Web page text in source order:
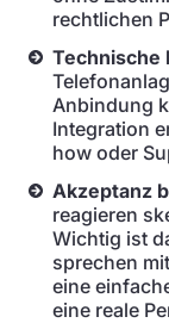
rechtlichen
Technische
Anbindung
Integration
how oder
Akzeptanz
reagieren
Wichtig ist
sprechen
eine
eine reale